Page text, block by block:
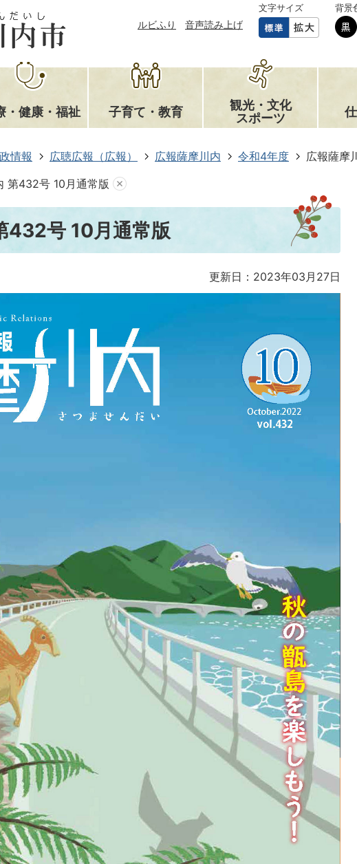
ルビふり 音声読み上げ
文字サイズ 背景
・健康・福祉 子育て・教育
観光・文化
スポーツ
情報 広聴広報（広報） 広報薩摩川内 令和4年度 広報薩摩
第432号 10月通常版
432号 10月通常版
更新日：2023年03月27日